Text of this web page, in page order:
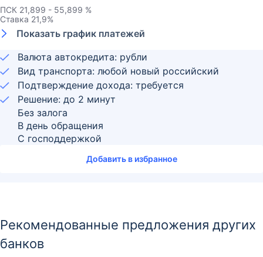
Добавить в избранное
Валюта автокредита: рубли
Вид транспорта: любой новый российский
Подтверждение дохода: требуется
Решение: до 2 минут
Без залога
В день обращения
С господдержкой
ПСК 21,899 - 55,899 %
Ставка 21,9%
Показать график платежей
Рекомендованные предложения других
банков